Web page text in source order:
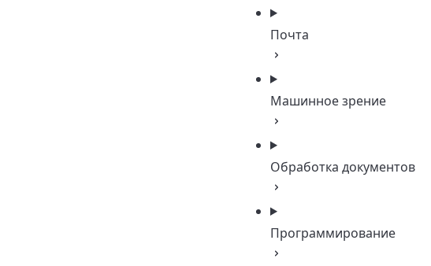
Почта
Машинное зрение
Обработка документов
Программирование